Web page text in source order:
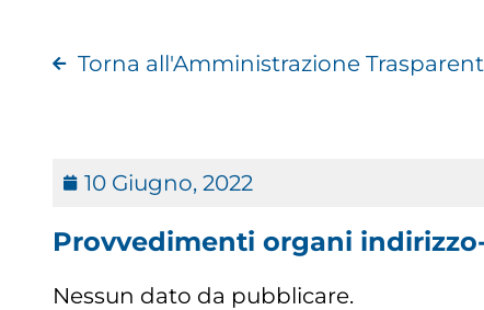
Torna all'Amministrazione
10 Giugno, 2022
Provvedimenti organi
Nessun dato da pubblicare.